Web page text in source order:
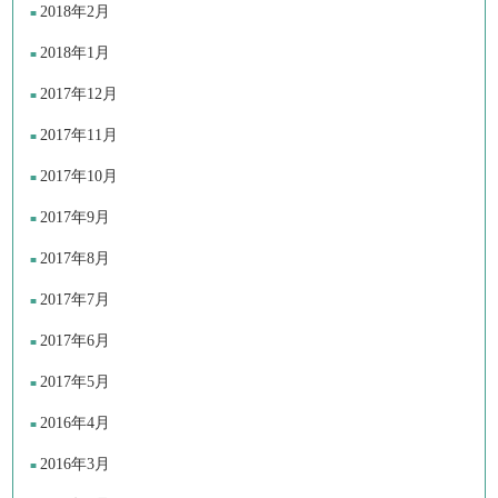
2018年2月
2018年1月
2017年12月
2017年11月
2017年10月
2017年9月
2017年8月
2017年7月
2017年6月
2017年5月
2016年4月
2016年3月